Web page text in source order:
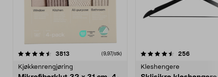
3813 anmeldelser(9,97/stk)
Kjøkkenrengjøring
4.5av 5 stjerner 256
Kleshengere
4.5av 5 stjerner